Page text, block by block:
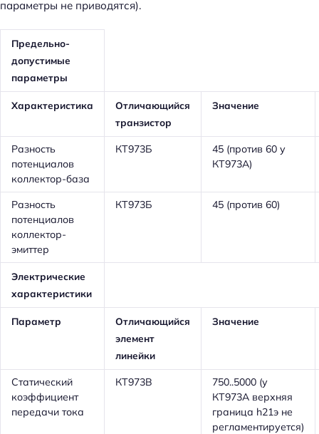
параметры не приводятся).
Предельно-
допустимые
параметры
Характеристика
Отличающийся
транзистор
Значение
Разность
потенциалов
коллектор-база
КТ973Б
45 (против 60 у
КТ973А)
Разность
потенциалов
коллектор-
эмиттер
КТ973Б 45 (против 60)
Электрические
характеристики
Параметр
Отличающийся
элемент
линейки
Значение
Статический
коэффициент
передачи тока
КТ973В
750..5000 (у
КТ973А верхняя
граница h21э не
регламентируется)